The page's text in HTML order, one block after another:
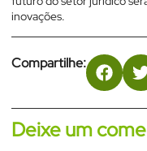
inovações.
Compartilhe:
Deixe um